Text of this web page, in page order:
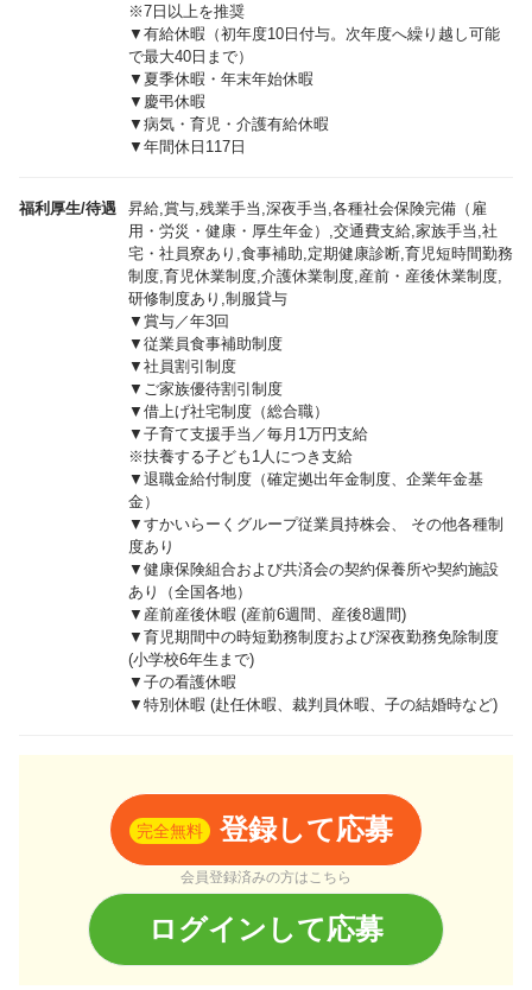
※7日以上を推奨
▼有給休暇（初年度10日付与。次年度へ繰り越し可能
で最大40日まで）
▼夏季休暇・年末年始休暇
▼慶弔休暇
▼病気・育児・介護有給休暇
▼年間休日117日
福利厚生/待遇
昇給,賞与,残業手当,深夜手当,各種社会保険完備（雇
用・労災・健康・厚生年金）,交通費支給,家族手当,社
宅・社員寮あり,食事補助,定期健康診断,育児短時間勤務
制度,育児休業制度,介護休業制度,産前・産後休業制度,
研修制度あり,制服貸与
▼賞与／年3回
▼従業員食事補助制度
▼社員割引制度
▼ご家族優待割引制度
▼借上げ社宅制度（総合職）
▼子育て支援手当／毎月1万円支給
※扶養する子ども1人につき支給
▼退職金給付制度（確定拠出年金制度、企業年金基
金）
▼すかいらーくグループ従業員持株会、 その他各種制
度あり
▼健康保険組合および共済会の契約保養所や契約施設
あり（全国各地）
▼産前産後休暇 (産前6週間、産後8週間)
▼育児期間中の時短勤務制度および深夜勤務免除制度
(小学校6年生まで)
▼子の看護休暇
▼特別休暇 (赴任休暇、裁判員休暇、子の結婚時など)
完全無料 登録して応募
会員登録済みの方はこちら
ログインして応募